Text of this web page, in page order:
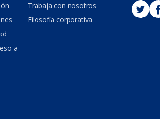
a
Trabaja con nosotros
Filosofía corporativa